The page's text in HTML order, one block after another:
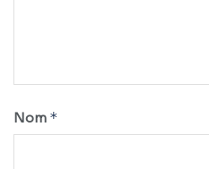
Nom *